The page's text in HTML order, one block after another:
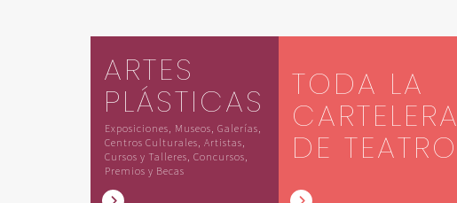
ARTES
PLÁSTICAS
Exposiciones, Museos, Galerías,
Centros Culturales, Artistas,
Cursos y Talleres, Concursos,
Premios y Becas
TODA LA
CARTELERA
DE TEATRO